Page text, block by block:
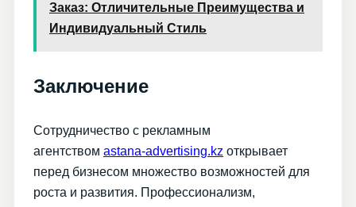
Заказ: Отличительные Преимущества и
Индивидуальный Стиль
Заключение
Сотрудничество с рекламным
агентством astana-advertising.kz открывает
перед бизнесом множество возможностей для
роста и развития. Профессионализм,